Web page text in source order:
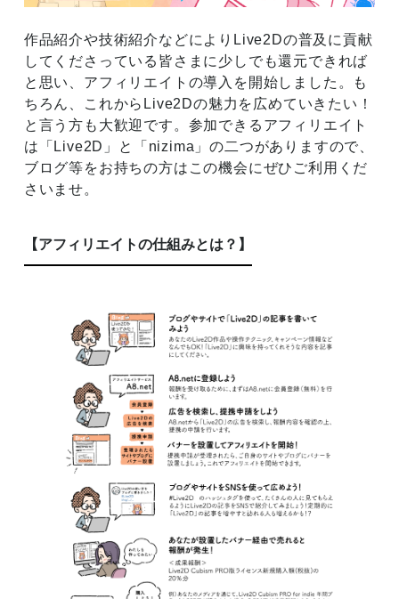
作品紹介や技術紹介などによりLive2Dの普及に貢献
してくださっている皆さまに少しでも還元できれば
と思い、アフィリエイトの導入を開始しました。も
ちろん、これからLive2Dの魅力を広めていきたい！
と言う方も大歓迎です。参加できるアフィリエイト
は「Live2D」と「nizima」の二つがありますので、
ブログ等をお持ちの方はこの機会にぜひご利用くだ
さいませ。
【アフィリエイトの仕組みとは？】